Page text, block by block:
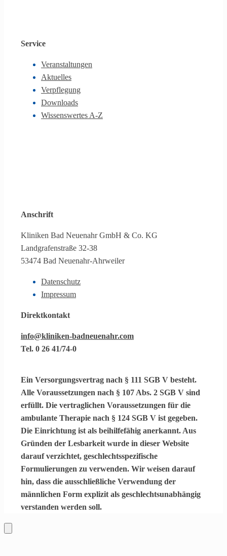
Service
Veranstaltungen
Aktuelles
Verpflegung
Downloads
Wissenswertes A-Z
Anschrift
Kliniken Bad Neuenahr GmbH & Co. KG
Landgrafenstraße 32-38
53474 Bad Neuenahr-Ahrweiler
Datenschutz
Impressum
Direktkontakt
info@kliniken-badneuenahr.com
Tel. 0 26 41/74-0
Ein Versorgungsvertrag nach § 111 SGB V besteht.
Alle Voraussetzungen nach § 107 Abs. 2 SGB V sind
erfüllt. Die vertraglichen Voraussetzungen für die
ambulante Therapie nach § 124 SGB V ist gegeben.
Die Einrichtung ist als beihilfefähig anerkannt. Aus
Gründen der Lesbarkeit wurde in dieser Website
darauf verzichtet, geschlechtsspezifische
Formulierungen zu verwenden. Wir weisen darauf
hin, dass die ausschließliche Verwendung der
männlichen Form explizit als geschlechtsunabhängig
verstanden werden soll.